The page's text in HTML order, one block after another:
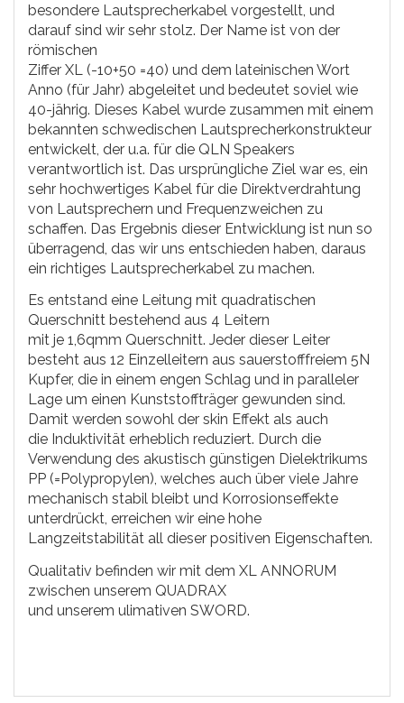
besondere Lautsprecherkabel vorgestellt, und
darauf sind wir sehr stolz. Der Name ist von der
römischen
Ziffer XL (-10+50 =40) und dem lateinischen Wort
Anno (für Jahr) abgeleitet und bedeutet soviel wie
40-jährig. Dieses Kabel wurde zusammen mit einem
bekannten schwedischen Lautsprecherkonstrukteur
entwickelt, der u.a. für die QLN Speakers
verantwortlich ist. Das ursprüngliche Ziel war es, ein
sehr hochwertiges Kabel für die Direktverdrahtung
von Lautsprechern und Frequenzweichen zu
schaffen. Das Ergebnis dieser Entwicklung ist nun so
überragend, das wir uns entschieden haben, daraus
ein richtiges Lautsprecherkabel zu machen.
Es entstand eine Leitung mit quadratischen
Querschnitt bestehend aus 4 Leitern
mit je 1,6qmm Querschnitt. Jeder dieser Leiter
besteht aus 12 Einzelleitern aus sauerstofffreiem 5N
Kupfer, die in einem engen Schlag und in paralleler
Lage um einen Kunststoffträger gewunden sind.
Damit werden sowohl der skin Effekt als auch
die Induktivität erheblich reduziert. Durch die
Verwendung des akustisch günstigen Dielektrikums
PP (=Polypropylen), welches auch über viele Jahre
mechanisch stabil bleibt und Korrosionseffekte
unterdrückt, erreichen wir eine hohe
Langzeitstabilität all dieser positiven Eigenschaften.
Qualitativ befinden wir mit dem XL ANNORUM
zwischen unserem QUADRAX
und unserem ulimativen SWORD.